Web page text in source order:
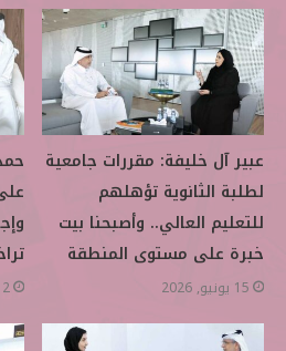
عبير آل خليفة: مقررات جامعية
لطلبة الثانوية تؤهلهم
للتعليم العالي.. وأصبحنا بيت
خبرة على مستوى المنطقة
15 يونيو, 2026 12